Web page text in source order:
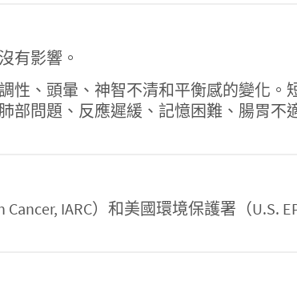
有影響。
性、頭暈、神智不清和平衡感的變化。
部問題、反應遲緩、記憶困難、腸胃不
IARC）和美國環境保護署（U.S.